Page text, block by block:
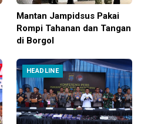
Mantan Jampidsus Pakai
Rompi Tahanan dan Tangan
di Borgol
HEADLINE